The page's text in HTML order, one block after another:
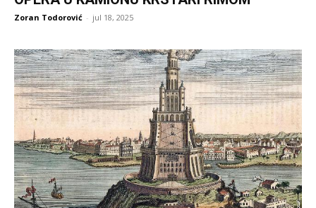
Zoran Todorović - jul 18, 2025